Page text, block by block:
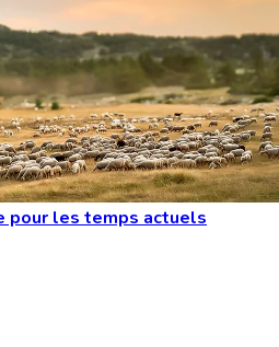
pour les temps actuels